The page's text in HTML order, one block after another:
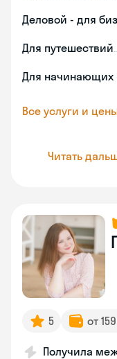
Деловой - для
Для путешествий
Для начинающих
Все услуги и
Читать
5 от
Получила